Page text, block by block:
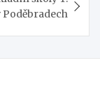
Poděbradech